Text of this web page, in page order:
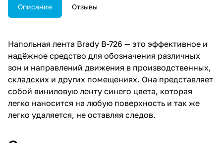
Описание Отзывы
Напольная лента Brady B-726 — это эффективное и
надёжное средство для обозначения различных
зон и направлений движения в производственных,
складских и других помещениях. Она представляет
собой виниловую ленту синего цвета, которая
легко наносится на любую поверхность и так же
легко удаляется, не оставляя следов.